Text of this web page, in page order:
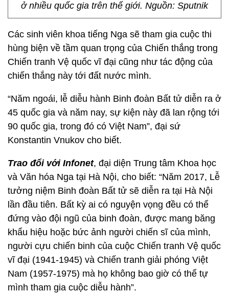
ở nhiều quốc gia trên thế giới. Nguồn: Sputnik
Các sinh viên khoa tiếng Nga sẽ tham gia cuộc thi
hùng biện về tầm quan trọng của Chiến thắng trong
Chiến tranh Vệ quốc vĩ đại cũng như tác động của
chiến thắng này tới đất nước mình.
“Năm ngoái, lễ diễu hành Binh đoàn Bất tử diễn ra ở
45 quốc gia và năm nay, sự kiện này đã lan rộng tới
90 quốc gia, trong đó có Việt Nam”, đại sứ
Konstantin Vnukov cho biết.
Trao đổi với Infonet, đại diện Trung tâm Khoa học
và Văn hóa Nga tại Hà Nội, cho biết: “Năm 2017, Lễ
tưởng niệm Binh đoàn Bất tử sẽ diễn ra tại Hà Nội
lần đầu tiên. Bất kỳ ai có nguyện vọng đều có thể
đứng vào đội ngũ của binh đoàn, được mang băng
khẩu hiệu hoặc bức ảnh người chiến sĩ của mình,
người cựu chiến binh của cuộc Chiến tranh Vệ quốc
vĩ đại (1941-1945) và Chiến tranh giải phóng Việt
Nam (1957-1975) mà họ không bao giờ có thể tự
mình tham gia cuộc diễu hành”.